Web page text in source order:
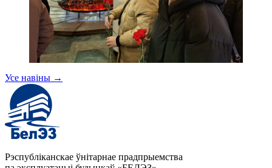
Усе навіны →
Рэспубліканскае ўнітарнае прадпрыемства